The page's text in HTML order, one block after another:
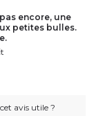
encore, une
petites bulles.
avis utile ?